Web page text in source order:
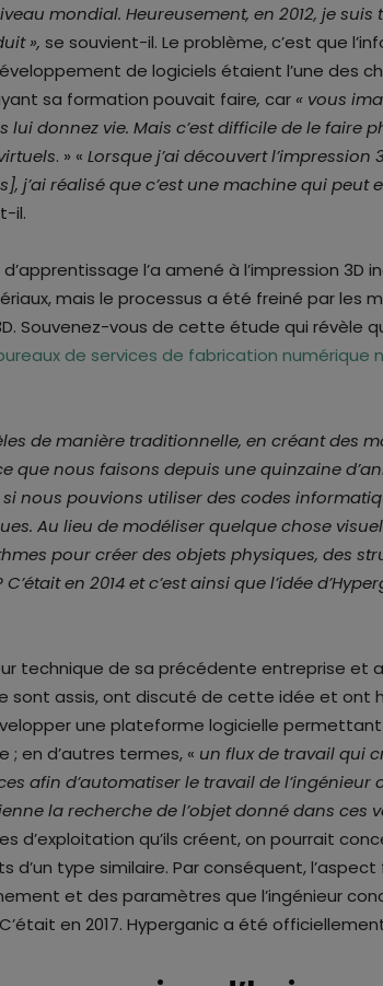
mondial. Heureusement, en 2012, je suis
», se souvient-il. Le problème, c’est que
de logiciels étaient l’une des
sa formation pouvait faire, car « vous
lui donnez vie. Mais c’est difficile de le faire
. » « Lorsque j’ai découvert l’impression
j’ai réalisé que c’est une machine qui peut
il.
l’a amené à l’impression 3D
mais le processus a été freiné par les
Souvenez-vous de cette étude qui révèle
de services de fabrication numérique
de manière traditionnelle, en créant des
que nous faisons depuis une quinzaine
nous pouvions utiliser des codes
Au lieu de modéliser quelque chose
pour créer des objets physiques, des
en 2014 et c’est ainsi que l’idée
technique de sa précédente entreprise et
sont assis, ont discuté de cette idée et ont
une plateforme logicielle
; en d’autres termes, « un flux de travail qui
afin d’automatiser le travail de l’ingénieur
la recherche de l’objet donné dans ces
d’exploitation qu’ils créent, on pourrait
type similaire. Par conséquent, l’aspect
et des paramètres que l’ingénieur
en 2017. Hyperganic a été